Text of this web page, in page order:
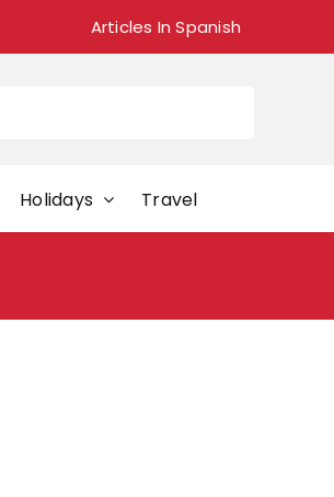
Articles In Spanish
Holidays Travel